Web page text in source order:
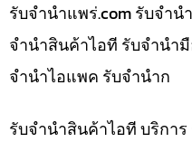
รับจํานําแพร่.com รับจำน
จำนำสินค้าไอที รับจำนำ
จำนำไอแพค รับจำนำก
รับจำนำสินค้าไอที บริกา